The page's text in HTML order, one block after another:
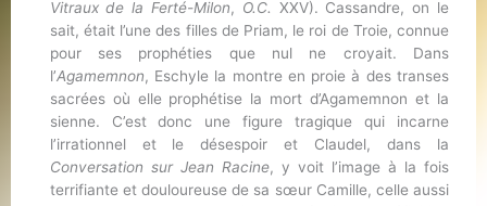
Vitraux de la Ferté-Milon, O.C. XXV). Cassandre, on le
sait, était l’une des filles de Priam, le roi de Troie, connue
pour ses prophéties que nul ne croyait. Dans
l’Agamemnon, Eschyle la montre en proie à des transes
sacrées où elle prophétise la mort d’Agamemnon et la
sienne. C’est donc une figure tragique qui incarne
l’irrationnel et le désespoir et Claudel, dans la
Conversation sur Jean Racine, y voit l’image à la fois
terrifiante et douloureuse de sa sœur Camille, celle aussi